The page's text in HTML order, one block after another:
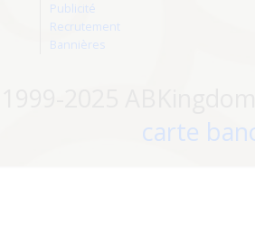
Publicité
Recrutement
Bannières
carte